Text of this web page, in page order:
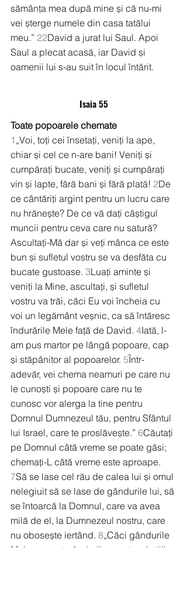
sămânța mea după mine și că nu-mi
vei șterge numele din casa tatălui
meu.” 22David a jurat lui Saul. Apoi
Saul a plecat acasă, iar David și
oamenii lui s-au suit în locul întărit.
Isaia 55
Toate popoarele chemate
1 „Voi, toți cei însetați, veniți la ape,
chiar și cel ce n-are bani! Veniți și
cumpărați bucate, veniți și cumpărați
vin și lapte, fără bani și fără plată! 2De
ce cântăriți argint pentru un lucru care
nu hrănește? De ce vă dați câștigul
muncii pentru ceva care nu satură?
Ascultați-Mă dar și veți mânca ce este
bun și sufletul vostru se va desfăta cu
bucate gustoase. 3Luați aminte și
veniți la Mine, ascultați, și sufletul
vostru va trăi, căci Eu voi încheia cu
voi un legământ veșnic, ca să întăresc
îndurările Mele față de David. 4Iată, l-
am pus martor pe lângă popoare, cap
și stăpânitor al popoarelor. 5Într-
adevăr, vei chema neamuri pe care nu
le cunoști și popoare care nu te
cunosc vor alerga la tine pentru
Domnul Dumnezeul tău, pentru Sfântul
lui Israel, care te proslăvește.” 6Căutați
pe Domnul câtă vreme se poate găsi;
chemați-L câtă vreme este aproape.
7Să se lase cel rău de calea lui și omul
nelegiuit să se lase de gândurile lui, să
se întoarcă la Domnul, care va avea
milă de el, la Dumnezeul nostru, care
nu obosește iertând. 8„Căci gândurile
Mele nu sunt gândurile voastre și căile